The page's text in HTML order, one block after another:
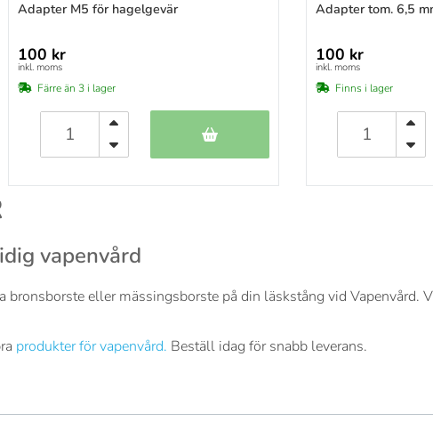
Adapter M5 för hagelgevär
100 kr
inkl. moms
Färre än 3 i lager
Adapter tom. 6,5
100 kr
inkl. moms
Finns i lager
vapenvård
bronsborste eller mässingsborste på din läskstång vid Vapenvård.
produkter för vapenvård. Beställ idag för snabb leverans.